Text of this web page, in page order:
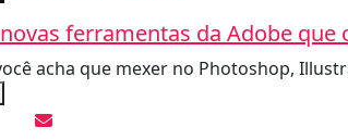
ferramentas da Adobe
acha que mexer no Photoshop,